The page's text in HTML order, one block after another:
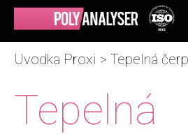
Uvodka Proxi > Tepelná
Tepelná